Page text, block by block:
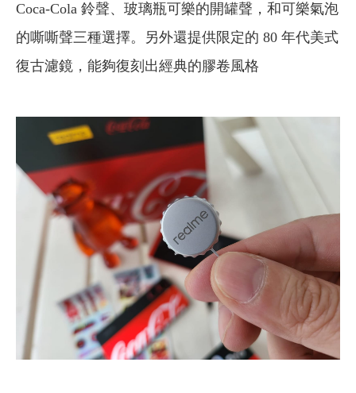
Coca-Cola 鈴聲、玻璃瓶可樂的開罐聲，和可樂氣泡
的嘶嘶聲三種選擇。另外還提供限定的 80 年代美式
復古濾鏡，能夠復刻出經典的膠卷風格